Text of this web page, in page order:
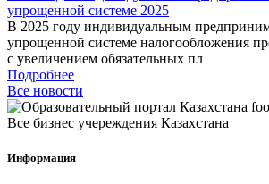
упрощенной системе 2025
В 2025 году индивидуальным
упрощенной системе налогообложения
с увеличением обязательных пл
Подробнее
Все новости
Все бизнес учереждения Казахстана
Информация